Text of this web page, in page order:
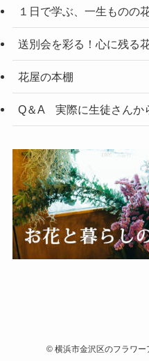
１日で学ぶ、一生ものの
送別会を彩る！心に残る
花屋の本棚
Q＆A 実際に生徒さんか
©横浜市金沢区のフラワー